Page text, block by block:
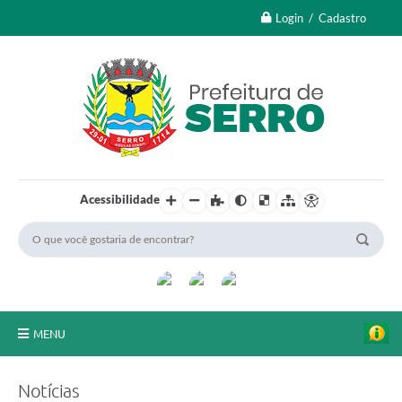
Login / Cadastro
Acessibilidade
MENU
Notícias